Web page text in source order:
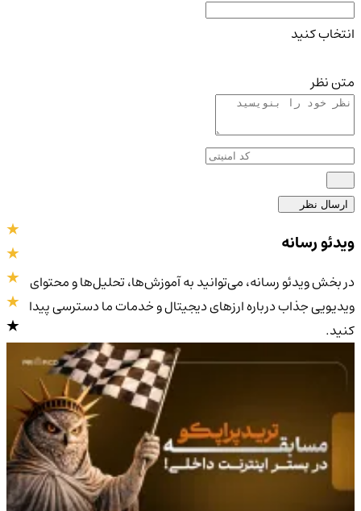
انتخاب کنید
متن نظر
ارسال نظر
4.9/5
ویدئو رسانه
در بخش ویدئو رسانه، می‌توانید به آموزش‌ها، تحلیل‌ها و محتوای
ویدیویی جذاب درباره ارزهای دیجیتال و خدمات ما دسترسی پیدا
کنید.